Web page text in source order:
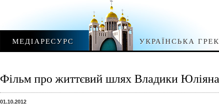
МЕДІАРЕСУРС УКРАЇНСЬКА
Фільм про життєвий шлях Владики
01.10.2012